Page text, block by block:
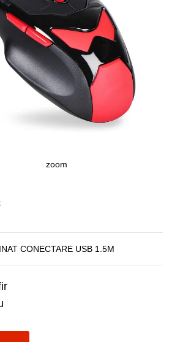
zoom
CONECTARE USB 1.5M